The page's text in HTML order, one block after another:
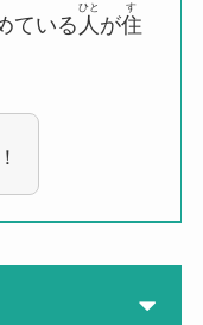
ている 人
ひと
が住
す